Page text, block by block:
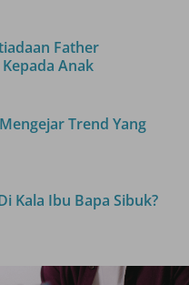
Father
Anak
Trend Yang
Kala Ibu Bapa Sibuk?